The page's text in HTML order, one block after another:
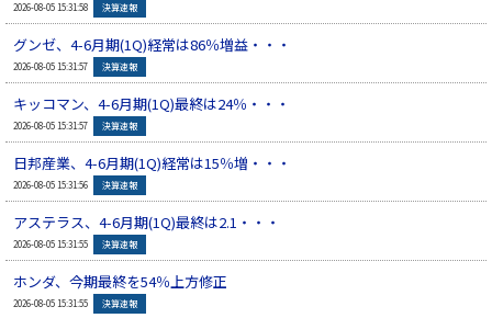
2026-08-05 15:31:58 決算速報
グンゼ、4-6月期(1Q)経常は86％増益・・・
2026-08-05 15:31:57 決算速報
キッコマン、4-6月期(1Q)最終は24％・・・
2026-08-05 15:31:57 決算速報
日邦産業、4-6月期(1Q)経常は15％増・・・
2026-08-05 15:31:56 決算速報
アステラス、4-6月期(1Q)最終は2.1・・・
2026-08-05 15:31:55 決算速報
ホンダ、今期最終を54％上方修正
2026-08-05 15:31:55 決算速報